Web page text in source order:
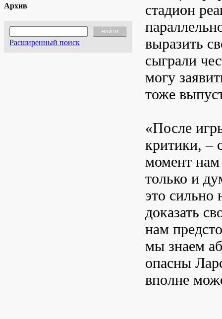
Архив
Расширенный поиск
стадион
выразить
сыграли
могу
тоже
«После
критики, –
момент нам
только и
это сильно
доказать
нам
мы знаем
опасны
вполне